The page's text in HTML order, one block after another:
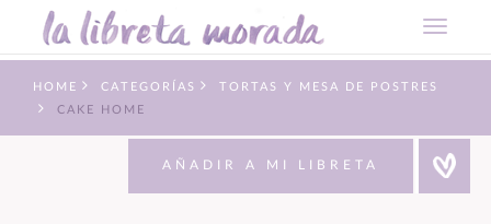
HOME CATEGORÍAS
TORTAS Y MESA DE POSTRES
CAKE HOME
AÑADIR A MI LIBRETA